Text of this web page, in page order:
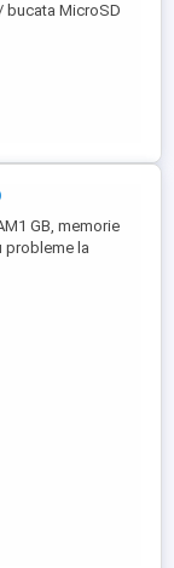
bucata MicroSD
- Kingston
GB, memorie
probleme la
folosi pentru
programul